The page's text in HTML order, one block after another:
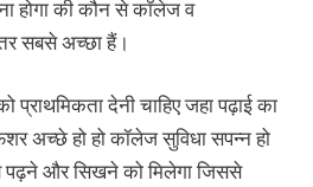
होगा की कौन से कॉलेज व
सबसे अच्छा हैं।
देनी चाहिए जहा पढ़ाई का
अच्छे हो हो कॉलेज सुविधा सपन्न हो
और सिखने को मिलेगा जिससे